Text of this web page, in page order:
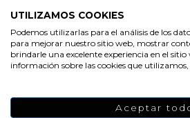
Pack de 1 Pack de 10
1,54 €
1,23 €
Ver
Valoración
AÑADIR AL
UTILIZAMOS COOKIES
Podemos utilizarlas para el análisis de los
para mejorar nuestro sitio web, mostrar
brindarle una excelente experiencia en el
información sobre las cookies que utilizamos,
Aceptar